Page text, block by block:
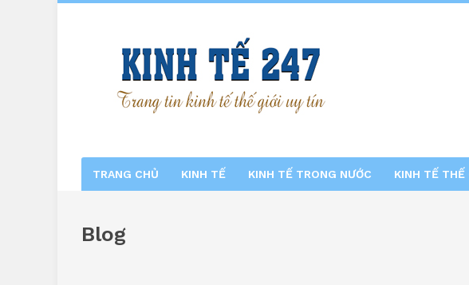
TRANG CHỦ KINH TẾ KINH TẾ TRONG NƯỚC KINH TẾ THẾ
Blog